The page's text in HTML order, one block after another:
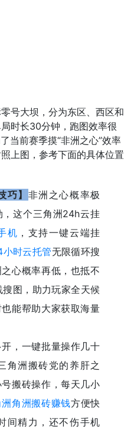
大坝，分为东区、西区和
时长30分钟，跑图效率很
当前赛季摸“非洲之心”效率
上图，参考下面的具体位置
巧】 非洲之心概率极
这个三角洲24h云挂
机 ，支持一键云端挂
时云托管无限循环搜
心概率再低，也抵不
图，助力玩家全天候
能帮助大家获取海量
，一键批量操作几十
角洲搬砖党的养肝之
搬砖操作，每天几小
角洲搬砖赚钱方便快
间精力，还不伤手机